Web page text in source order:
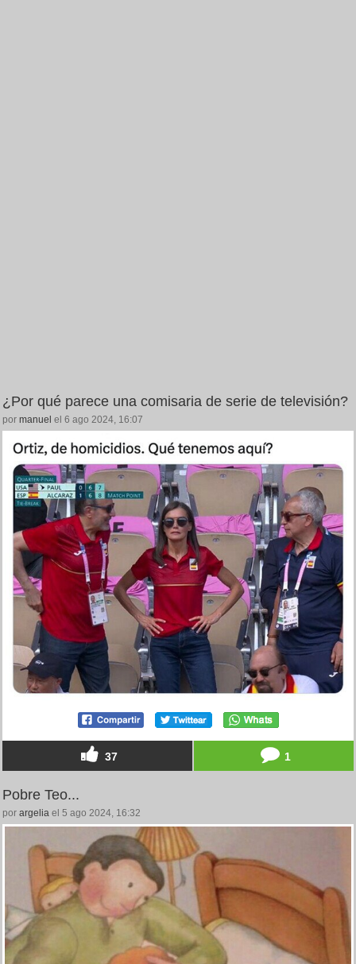
¿Por qué parece una comisaria de serie de televisión?
por manuel el 6 ago 2024, 16:07
37 1
Pobre Teo...
por argelia el 5 ago 2024, 16:32